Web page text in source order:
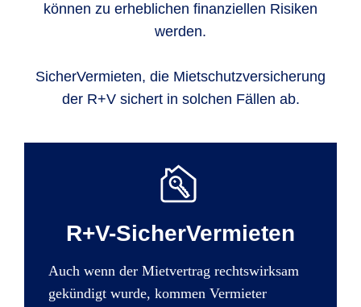
können zu erheblichen finanziellen Risiken
werden.
SicherVermieten, die Mietschutzversicherung
der R+V sichert in solchen Fällen ab.
R+V-SicherVermieten
Auch wenn der Mietvertrag rechtswirksam
gekündigt wurde, kommen Vermieter